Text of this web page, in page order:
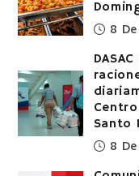
8
Santo
8